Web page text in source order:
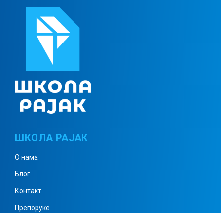
дефиниције и особине
Степеновање и квадратни корен
– дефиниције и особине
Линеарна функција –
дефиниције и особине
Квадрат бинома, разлика
ШКОЛА РАЈАК
О нама
Блог
Контакт
Препоруке